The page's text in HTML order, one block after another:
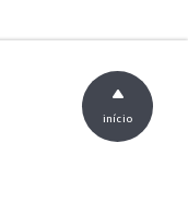
início